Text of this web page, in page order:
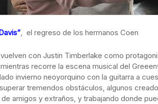
, el regreso de los hermanos Coen
con Justin Timberlake como
recorre la escena musical del
invierno neoyorquino con la guitarra a
tremendos obstáculos, algunos
amigos y extraños, y trabajando donde